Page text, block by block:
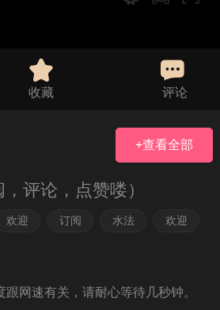
收藏 评论
+查看全部
评论，点赞喽）
欢迎 订阅 水法 欢迎
轻信视频中的广告，如需下载请在会
请
跟网速有关，请耐心等待几秒钟。